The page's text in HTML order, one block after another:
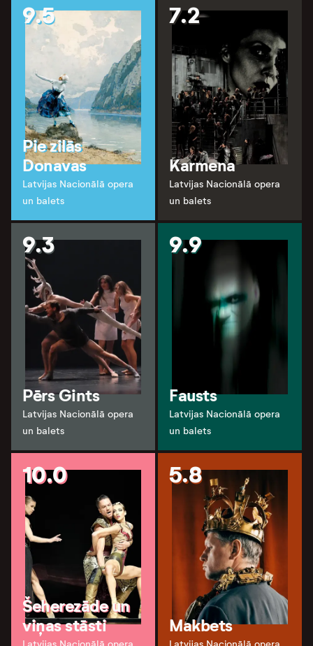
9.5
Pie zilās
Donavas
Latvijas Nacionālā opera
un balets
7.2
Karmena
Latvijas Nacionālā opera
un balets
9.3
Pērs Gints
Latvijas Nacionālā opera
un balets
9.9
Fausts
Latvijas Nacionālā opera
un balets
10.0
Šeherezāde un
viņas stāsti
5.8
Makbets